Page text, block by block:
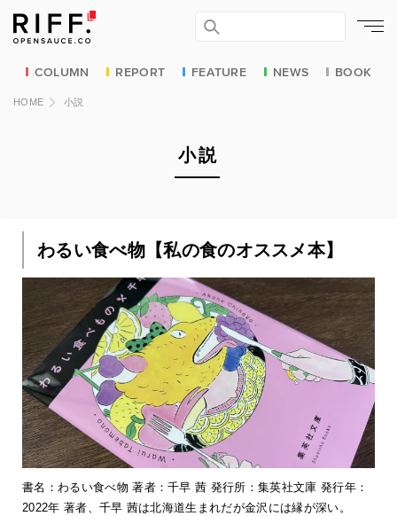
COLUMN REPORT FEATURE NEWS BOOK
HOME 小説
小説
わるい食べ物【私の食のオススメ本】
書名：わるい食べ物 著者：千早 茜 発行所：集英社文庫 発行年：
2022年 著者、千早 茜は北海道生まれだが金沢には縁が深い。